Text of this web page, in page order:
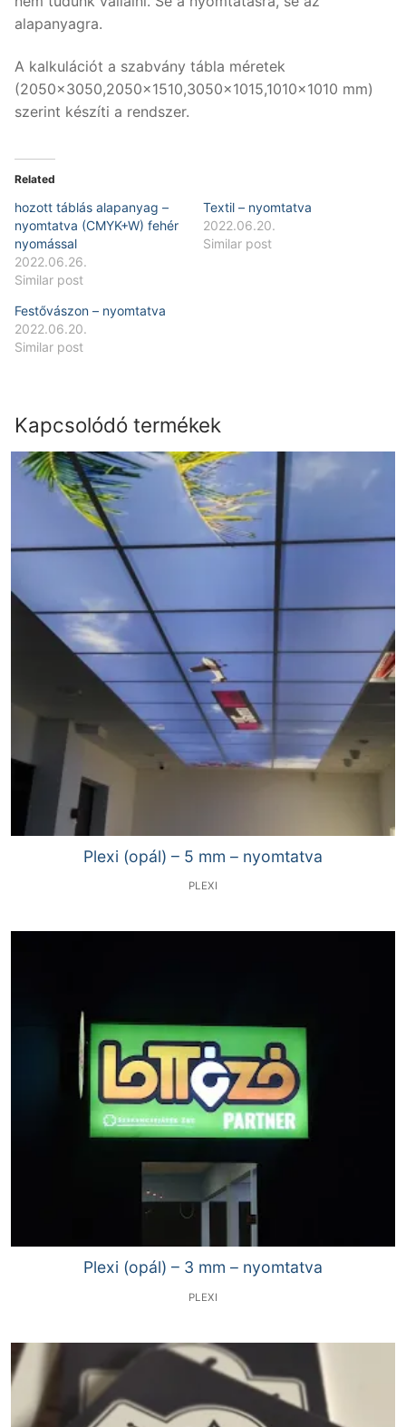
alapanyagra.
A kalkulációt a szabvány tábla méretek
(2050×3050,2050×1510,3050×1015,1010×1010 mm)
szerint készíti a rendszer.
Related
hozott táblás alapanyag –
nyomtatva (CMYK+W) fehér
nyomással
2022.06.26.
Similar post
Textil – nyomtatva
2022.06.20.
Similar post
Festővászon – nyomtatva
2022.06.20.
Similar post
Kapcsolódó termékek
Plexi (opál) – 5 mm – nyomtatva
PLEXI
Plexi (opál) – 3 mm – nyomtatva
PLEXI